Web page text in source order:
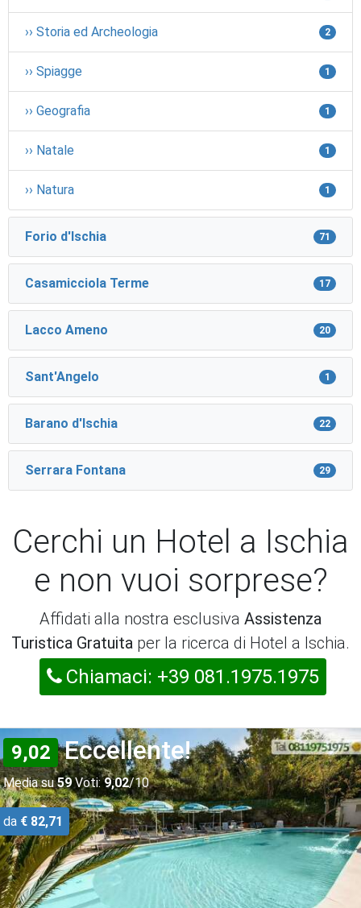
›› Storia ed Archeologia 2
›› Spiagge 1
›› Geografia 1
›› Natale 1
›› Natura 1
Forio d'Ischia 71
Casamicciola Terme 17
Lacco Ameno 20
Sant'Angelo 1
Barano d'Ischia 22
Serrara Fontana 29
Cerchi un Hotel a Ischia
e non vuoi sorprese?
Affidati alla nostra esclusiva Assistenza
Turistica Gratuita per la ricerca di Hotel a Ischia.
Chiamaci: +39 081.1975.1975
9,02 Eccellente!
Media su59Voti: 9,02/10
da € 82,71